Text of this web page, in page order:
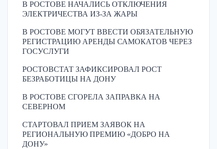
В РОСТОВЕ НАЧАЛИСЬ ОТКЛЮЧЕНИЯ
ЭЛЕКТРИЧЕСТВА ИЗ-ЗА ЖАРЫ
В РОСТОВЕ МОГУТ ВВЕСТИ ОБЯЗАТЕЛЬНУЮ
РЕГИСТРАЦИЮ АРЕНДЫ САМОКАТОВ ЧЕРЕЗ
ГОСУСЛУГИ
РОСТОВСТАТ ЗАФИКСИРОВАЛ РОСТ
БЕЗРАБОТИЦЫ НА ДОНУ
В РОСТОВЕ СГОРЕЛА ЗАПРАВКА НА
СЕВЕРНОМ
СТАРТОВАЛ ПРИЕМ ЗАЯВОК НА
РЕГИОНАЛЬНУЮ ПРЕМИЮ «ДОБРО НА
ДОНУ»